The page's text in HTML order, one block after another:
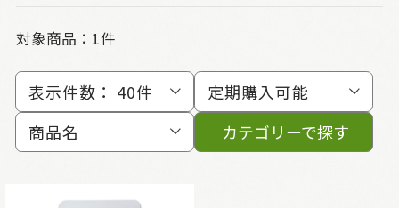
対象商品： 1件
表示件数： 40件
定期購入可能
商品名
カテゴリーで探す